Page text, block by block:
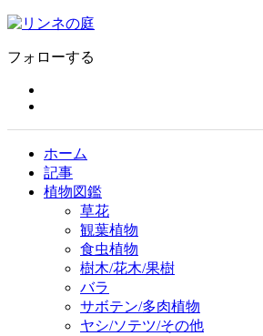
フォローする
ホーム
記事
植物図鑑
草花
観葉植物
食虫植物
樹木/花木/果樹
バラ
サボテン/多肉植物
ヤシ/ソテツ/その他